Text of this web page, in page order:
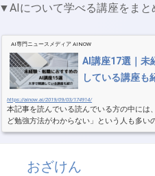
▼AIについて学べる講座をまと
AI専門ニュースメディア AINOW
AI講座17選｜未
している講座も
https://ainow.ai/2019/09/03/174914/
本記事を読んでいる読んでいる方の中には
ど勉強方法がわからない」という人も多い
に「講座で勉強する」という方法がありま
おざけん